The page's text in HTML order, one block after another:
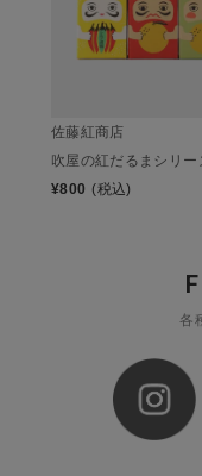
佐藤紅商店
吹屋の紅だるまシリー
¥800 (税込)
各